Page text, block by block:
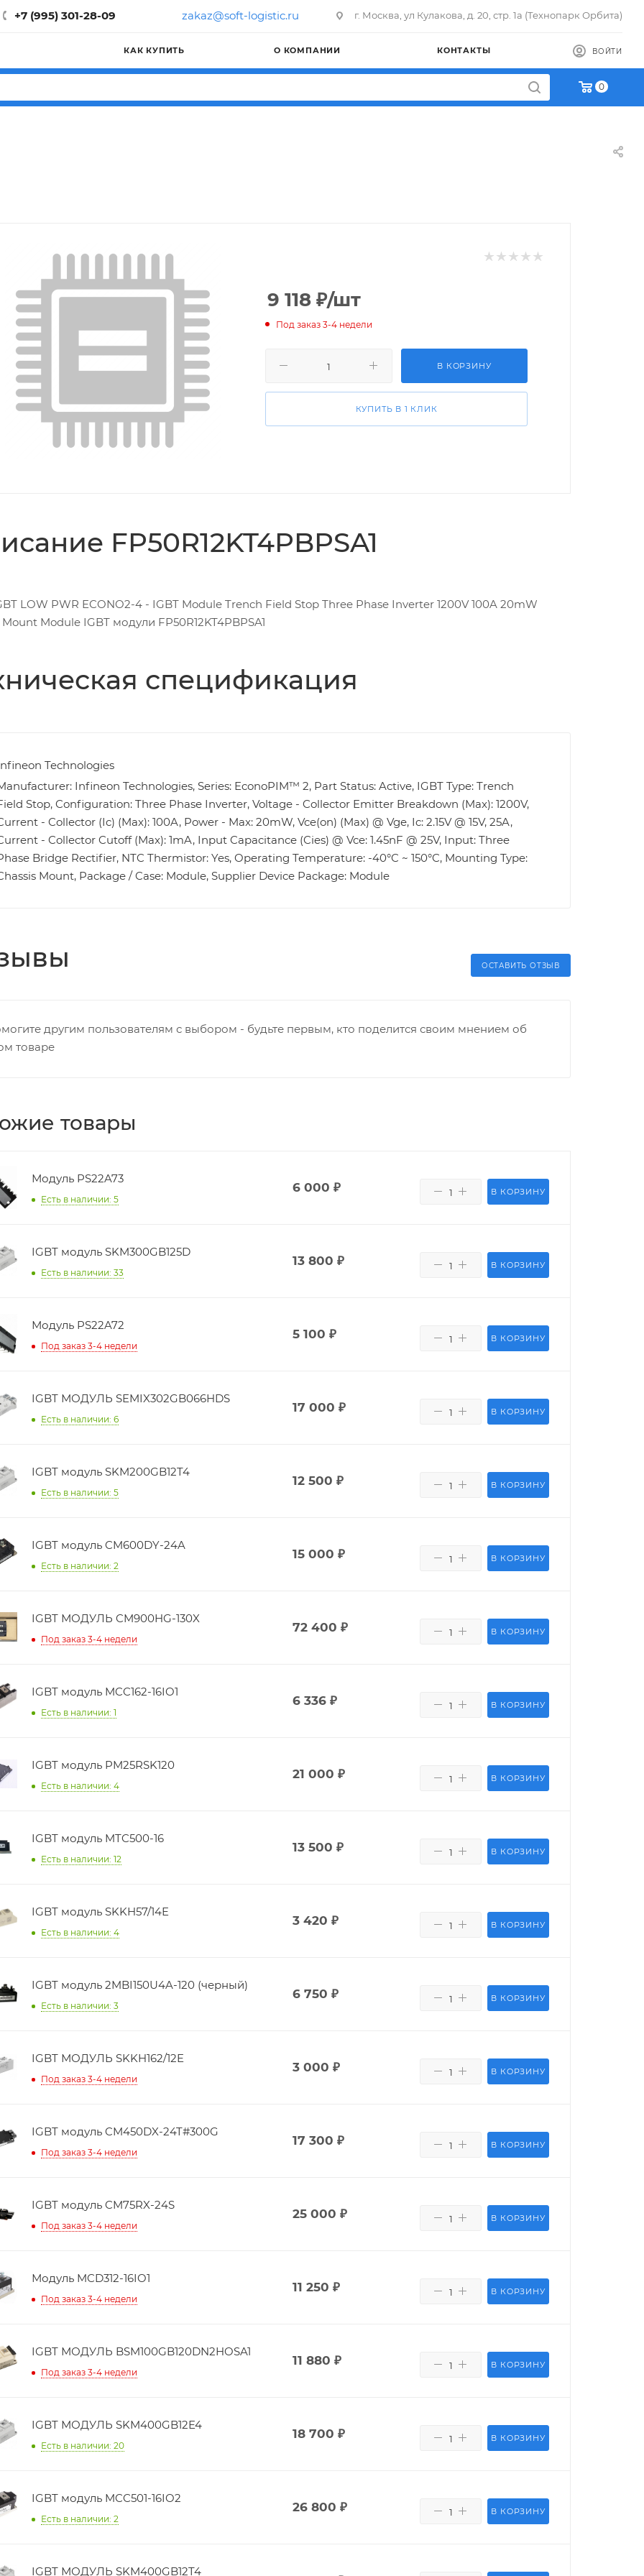
+7 (995) 301-28-09 zakaz@soft-logistic.ru г. Москва, ул Кулакова, д. 20, стр. 1а (Технопарк Орбита)
КАК КУПИТЬ О КОМПАНИИ КОНТАКТЫ ВОЙТИ
0
9 118 ₽/шт
Под заказ 3-4 недели
В КОРЗИНУ
КУПИТЬ В 1 КЛИК
FP50R12KT4PBPSA1
LOW PWR ECONO2-4 - IGBT Module Trench Field Stop Three Phase Inverter 1200V 100A 20mW
Mount Module IGBT модули FP50R12KT4PBPSA1
спецификация
Technologies
Infineon Technologies, Series: EconoPIM™ 2, Part Status: Active, IGBT Type: Trench
Stop, Configuration: Three Phase Inverter, Voltage - Collector Emitter Breakdown (Max): 1200V,
- Collector (Ic) (Max): 100A, Power - Max: 20mW, Vce(on) (Max) @ Vge, Ic: 2.15V @ 15V, 25A,
- Collector Cutoff (Max): 1mA, Input Capacitance (Cies) @ Vce: 1.45nF @ 25V, Input: Three
Bridge Rectifier, NTC Thermistor: Yes, Operating Temperature: -40°C ~ 150°C, Mounting Type:
Mount, Package / Case: Module, Supplier Device Package: Module
ОСТАВИТЬ ОТЗЫВ
другим пользователям с выбором - будьте первым, кто поделится своим мнением об
товаре
товары
Модуль PS22A73
Есть в наличии: 5
6 000 ₽ В КОРЗИНУ
IGBT модуль SKM300GB125D
Есть в наличии: 33
13 800 ₽ В КОРЗИНУ
Модуль PS22A72
Под заказ 3-4 недели
5 100 ₽ В КОРЗИНУ
IGBT МОДУЛЬ SEMIX302GB066HDS
Есть в наличии: 6
17 000 ₽ В КОРЗИНУ
IGBT модуль SKM200GB12T4
Есть в наличии: 5
12 500 ₽ В КОРЗИНУ
IGBT модуль CM600DY-24A
Есть в наличии: 2
15 000 ₽ В КОРЗИНУ
IGBT МОДУЛЬ CM900HG-130X
Под заказ 3-4 недели
72 400 ₽ В КОРЗИНУ
IGBT модуль MCC162-16IO1
Есть в наличии: 1
6 336 ₽ В КОРЗИНУ
IGBT модуль PM25RSK120
Есть в наличии: 4
21 000 ₽ В КОРЗИНУ
IGBT модуль MTC500-16
Есть в наличии: 12
13 500 ₽ В КОРЗИНУ
IGBT модуль SKKH57/14E
Есть в наличии: 4
3 420 ₽ В КОРЗИНУ
IGBT модуль 2MBI150U4A-120 (черный)
Есть в наличии: 3
6 750 ₽ В КОРЗИНУ
IGBT МОДУЛЬ SKKH162/12E
Под заказ 3-4 недели
3 000 ₽ В КОРЗИНУ
IGBT модуль CM450DX-24T#300G
Под заказ 3-4 недели
17 300 ₽ В КОРЗИНУ
IGBT модуль CM75RX-24S
Под заказ 3-4 недели
25 000 ₽ В КОРЗИНУ
Модуль MCD312-16IO1
Под заказ 3-4 недели
11 250 ₽ В КОРЗИНУ
IGBT МОДУЛЬ BSM100GB120DN2HOSA1
Под заказ 3-4 недели
11 880 ₽ В КОРЗИНУ
IGBT МОДУЛЬ SKM400GB12E4
Есть в наличии: 20
18 700 ₽ В КОРЗИНУ
IGBT модуль MCC501-16IO2
Есть в наличии: 2
26 800 ₽ В КОРЗИНУ
IGBT МОДУЛЬ SKM400GB12T4